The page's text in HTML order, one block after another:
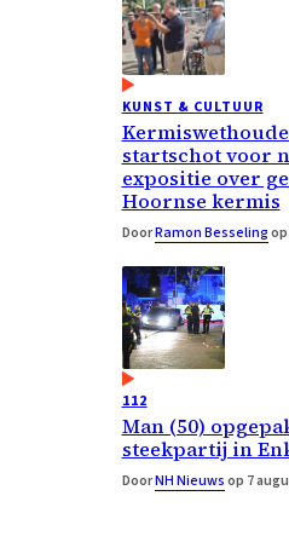
KUNST & CULTUUR
startschot voor
expositie over
Hoornse kermis
DoorRamon Besseling
112
Man (50)
steekpartij in
DoorNH Nieuwsop 7